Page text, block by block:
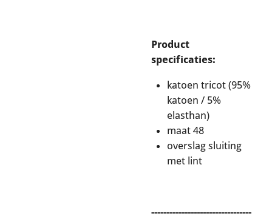
Product
specificaties:
katoen tricot (95%
katoen / 5%
elasthan)
maat 48
overslag sluiting
met lint
---------------------------------